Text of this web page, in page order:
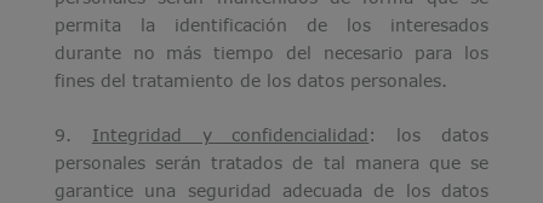
permita la identificación de los interesados
durante no más tiempo del necesario para los
fines del tratamiento de los datos personales.
9. Integridad y confidencialidad: los datos
personales serán tratados de tal manera que se
garantice una seguridad adecuada de los datos